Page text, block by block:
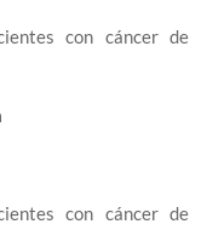
con cáncer de
con cáncer de